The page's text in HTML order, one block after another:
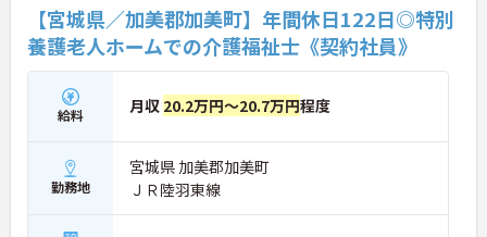
【宮城県／加美郡加美町】年間休日122日◎特別
養護老人ホームでの介護福祉士《契約社員》
給料 月収 20.2万円～20.7万円程度
勤務地
宮城県 加美郡加美町
ＪＲ陸羽東線